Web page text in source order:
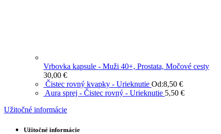
Vrbovka kapsule - Muži 40+, Prostata, Močové cesty
30,00 €
Čistec rovný kvapky - Urieknutie Od:8,50 €
Aura sprej - Čistec rovný - Urieknutie 5,50 €
Užitočné informácie
Užitočné informácie